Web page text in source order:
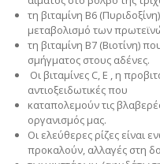
τη βιταμίνη Β6
μεταβολισμό των
τη βιταμίνη Β7 (Βιοτίνη)
σμήγματος στους αδένες.
Οι βιταμίνες C, Ε , η
αντιοξειδωτικές που
καταπολεμούν τις
οργανισμός μας.
Οι ελεύθερες ρίζες είναι
προκαλούν, αλλαγές στη